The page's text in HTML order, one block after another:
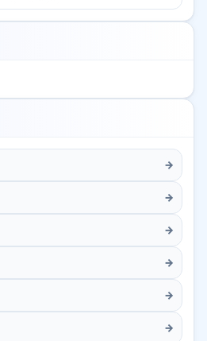
→
→
→
→
→
→